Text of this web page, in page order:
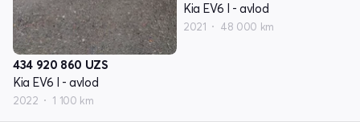
434 920 860 UZS
Kia EV6 I - avlod
2022 1 100 km
Kia EV6 I - avlod
2021 48 000 km